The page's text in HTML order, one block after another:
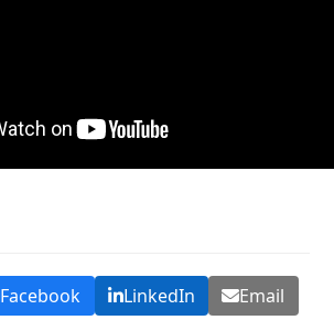
Facebook LinkedIn Email